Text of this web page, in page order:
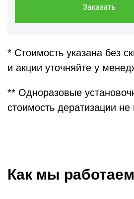
Заказать
* Стоимость указана без
и акции уточняйте у
** Одноразовые
стоимость дератизации
Как мы работаем